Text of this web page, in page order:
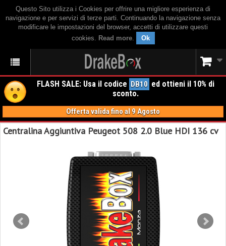
Questo Sito utilizza i Cookies per offrire una migliore esperienza di
navigazione e per servizi di terze parti. Continuando la navigazione senza
modificare le impostazioni del browser, accetti di utilizzare questi
cookies. Read more. Ok
FLASH SALE: Usa il codice DB10 ed ottieni il 10% di
sconto.
Offerta valida fino al 9 Agosto
Centralina Aggiuntiva Peugeot 508 2.0 Blue HDI 136 cv